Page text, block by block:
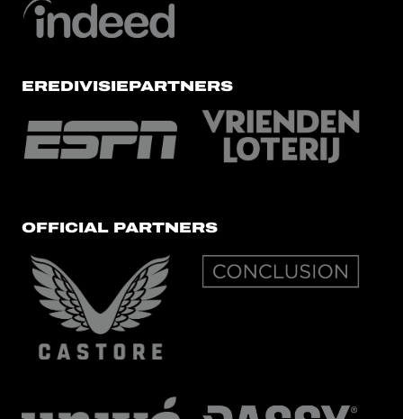
EREDIVISIEPARTNERS
OFFICIAL PARTNERS